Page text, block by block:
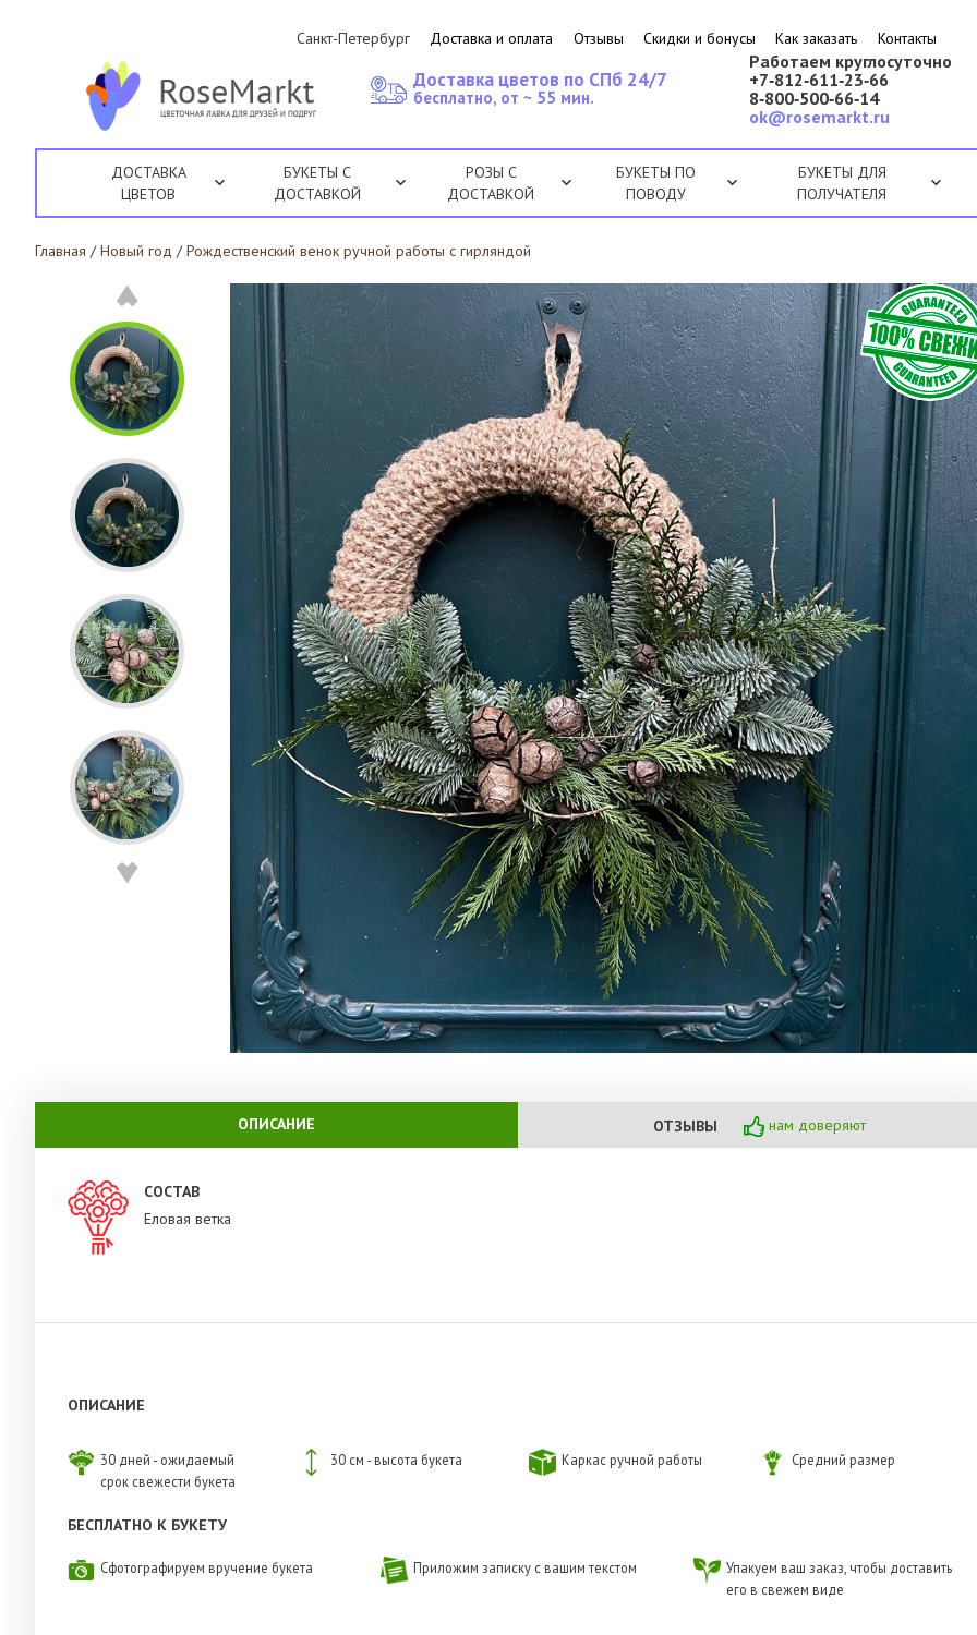
Санкт-Петербург Доставка и оплата Отзывы Скидки и бонусы Как заказать Контакты
Работаем круглосуточно
+7‑812‑611‑23‑66
8‑800‑500‑66‑14
ok@rosemarkt.ru
Доставка цветов по СПб 24/7
бесплатно, от ~ 55 мин.
ДОСТАВКА
ЦВЕТОВ
БУКЕТЫ С
ДОСТАВКОЙ
РОЗЫ С
ДОСТАВКОЙ
БУКЕТЫ ПО
ПОВОДУ
БУКЕТЫ ДЛЯ
ПОЛУЧАТЕЛЯ
Главная / Новый год / Рождественский венок ручной работы с гирляндой
ОПИСАНИЕ ОТЗЫВЫ нам доверяют
СОСТАВ
Еловая ветка
ОПИСАНИЕ
30 дней - ожидаемый
срок свежести букета
30 см - высота букета Каркас ручной работы Средний размер
БЕСПЛАТНО К БУКЕТУ
Сфотографируем вручение букета Приложим записку с вашим текстом
Упакуем ваш заказ, чтобы доставить
его в свежем виде